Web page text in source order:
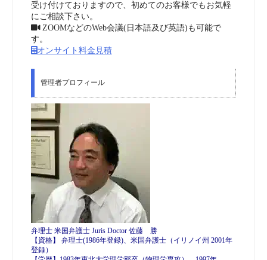
受け付けておりますので、初めてのお客様でもお気軽
にご相談下さい。
ZOOMなどのWeb会議(日本語及び英語)も可能で
す。
オンサイト料金見積
管理者プロフィール
弁理士 米国弁護士 Juris Doctor 佐藤 勝
【資格】 弁理士(1986年登録)、米国弁護士（イリノイ州 2001年
登録）